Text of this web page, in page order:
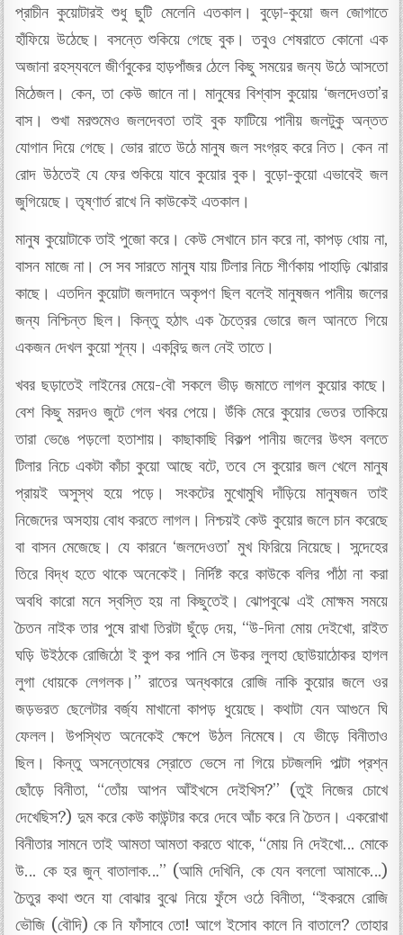
প্রাচীন কুয়োটারই শুধু ছুটি মেলেনি এতকাল। বুড়ো-কুয়ো জল জোগাতে
হাঁফিয়ে উঠেছে। বসন্তে শুকিয়ে গেছে বুক। তবুও শেষরাতে কোনো এক
অজানা রহস্যবলে জীর্ণবুকের হাড়পাঁজর ঠেলে কিছু সময়ের জন্য উঠে আসতো
মিঠেজল। কেন, তা কেউ জানে না। মানুষের বিশ্বাস কুয়োয় ‘জলদেওতা’র
বাস। শুখা মরশুমেও জলদেবতা তাই বুক ফাটিয়ে পানীয় জলটুকু অন্তত
যোগান দিয়ে গেছে। ভোর রাতে উঠে মানুষ জল সংগ্রহ করে নিত। কেন না
রোদ উঠতেই যে ফের শুকিয়ে যাবে কুয়োর বুক। বুড়ো-কুয়ো এভাবেই জল
জুগিয়েছে। তৃষ্ণার্ত রাখে নি কাউকেই এতকাল।
মানুষ কুয়োটাকে তাই পুজো করে। কেউ সেখানে চান করে না, কাপড় ধোয় না,
বাসন মাজে না। সে সব সারতে মানুষ যায় টিলার নিচে শীর্ণকায় পাহাড়ি ঝোরার
কাছে। এতদিন কুয়োটা জলদানে অকৃপণ ছিল বলেই মানুষজন পানীয় জলের
জন্য নিশ্চিন্ত ছিল। কিন্তু হঠাৎ এক চৈত্রের ভোরে জল আনতে গিয়ে
একজন দেখল কুয়ো শূন্য। একবিন্দু জল নেই তাতে।
খবর ছড়াতেই লাইনের মেয়ে-বৌ সকলে ভীড় জমাতে লাগল কুয়োর কাছে।
বেশ কিছু মরদও জুটে গেল খবর পেয়ে। উঁকি মেরে কুয়োর ভেতর তাকিয়ে
তারা ভেঙে পড়লো হতাশায়। কাছাকাছি বিকল্প পানীয় জলের উৎস বলতে
টিলার নিচে একটা কাঁচা কুয়ো আছে বটে, তবে সে কুয়োর জল খেলে মানুষ
প্রায়ই অসুস্থ হয়ে পড়ে। সংকটের মুখোমুখি দাঁড়িয়ে মানুষজন তাই
নিজেদের অসহায় বোধ করতে লাগল। নিশ্চয়ই কেউ কুয়োর জলে চান করেছে
বা বাসন মেজেছে। যে কারনে ‘জলদেওতা’ মুখ ফিরিয়ে নিয়েছে। সন্দেহের
তিরে বিদ্ধ হতে থাকে অনেকেই। নির্দিষ্ট করে কাউকে বলির পাঁঠা না করা
অবধি কারো মনে স্বস্তি হয় না কিছুতেই। ঝোপবুঝে এই মোক্ষম সময়ে
চৈতন নাইক তার পুষে রাখা তিরটা ছুঁড়ে দেয়, “উ-দিনা মোয় দেইখো, রাইত
ঘড়ি উইঠকে রোজিঠো ই কুপ কর পানি সে উকর লুলহা ছোউয়াঠোকর হাগল
লুগা ধোয়কে লেগলক।” রাতের অন্ধকারে রোজি নাকি কুয়োর জলে ওর
জড়ভরত ছেলেটার বর্জ্য মাখানো কাপড় ধুয়েছে। কথাটা যেন আগুনে ঘি
ফেলল। উপস্থিত অনেকেই ক্ষেপে উঠল নিমেষে। যে ভীড়ে বিনীতাও
ছিল। কিন্তু অসন্তোষের স্রোতে ভেসে না গিয়ে চটজলদি পাল্টা প্রশ্ন
ছোঁড়ে বিনীতা, “তোঁয় আপন আঁইখসে দেইখিস?” (তুই নিজের চোখে
দেখেছিস?) দুম করে কেউ কাউন্টার করে দেবে আঁচ করে নি চৈতন। একরোখা
বিনীতার সামনে তাই আমতা আমতা করতে থাকে, “মোয় নি দেইখো… মোকে
উ… কে হর জুন্ বাতালাক…” (আমি দেখিনি, কে যেন বললো আমাকে…)
চৈতুর কথা শুনে যা বোঝার বুঝে নিয়ে ফুঁসে ওঠে বিনীতা, “ইকরমে রোজি
ভৌজি (বৌদি) কে নি ফাঁসাবে তো! আগে ইসোব কালে নি বাতালে? তোহার